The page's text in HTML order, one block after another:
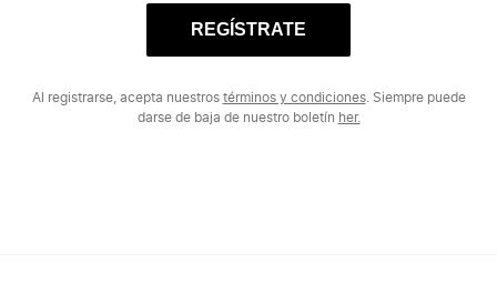
REGÍSTRATE
Al registrarse, acepta nuestros términos y condiciones. Siempre puede
darse de baja de nuestro boletín her.